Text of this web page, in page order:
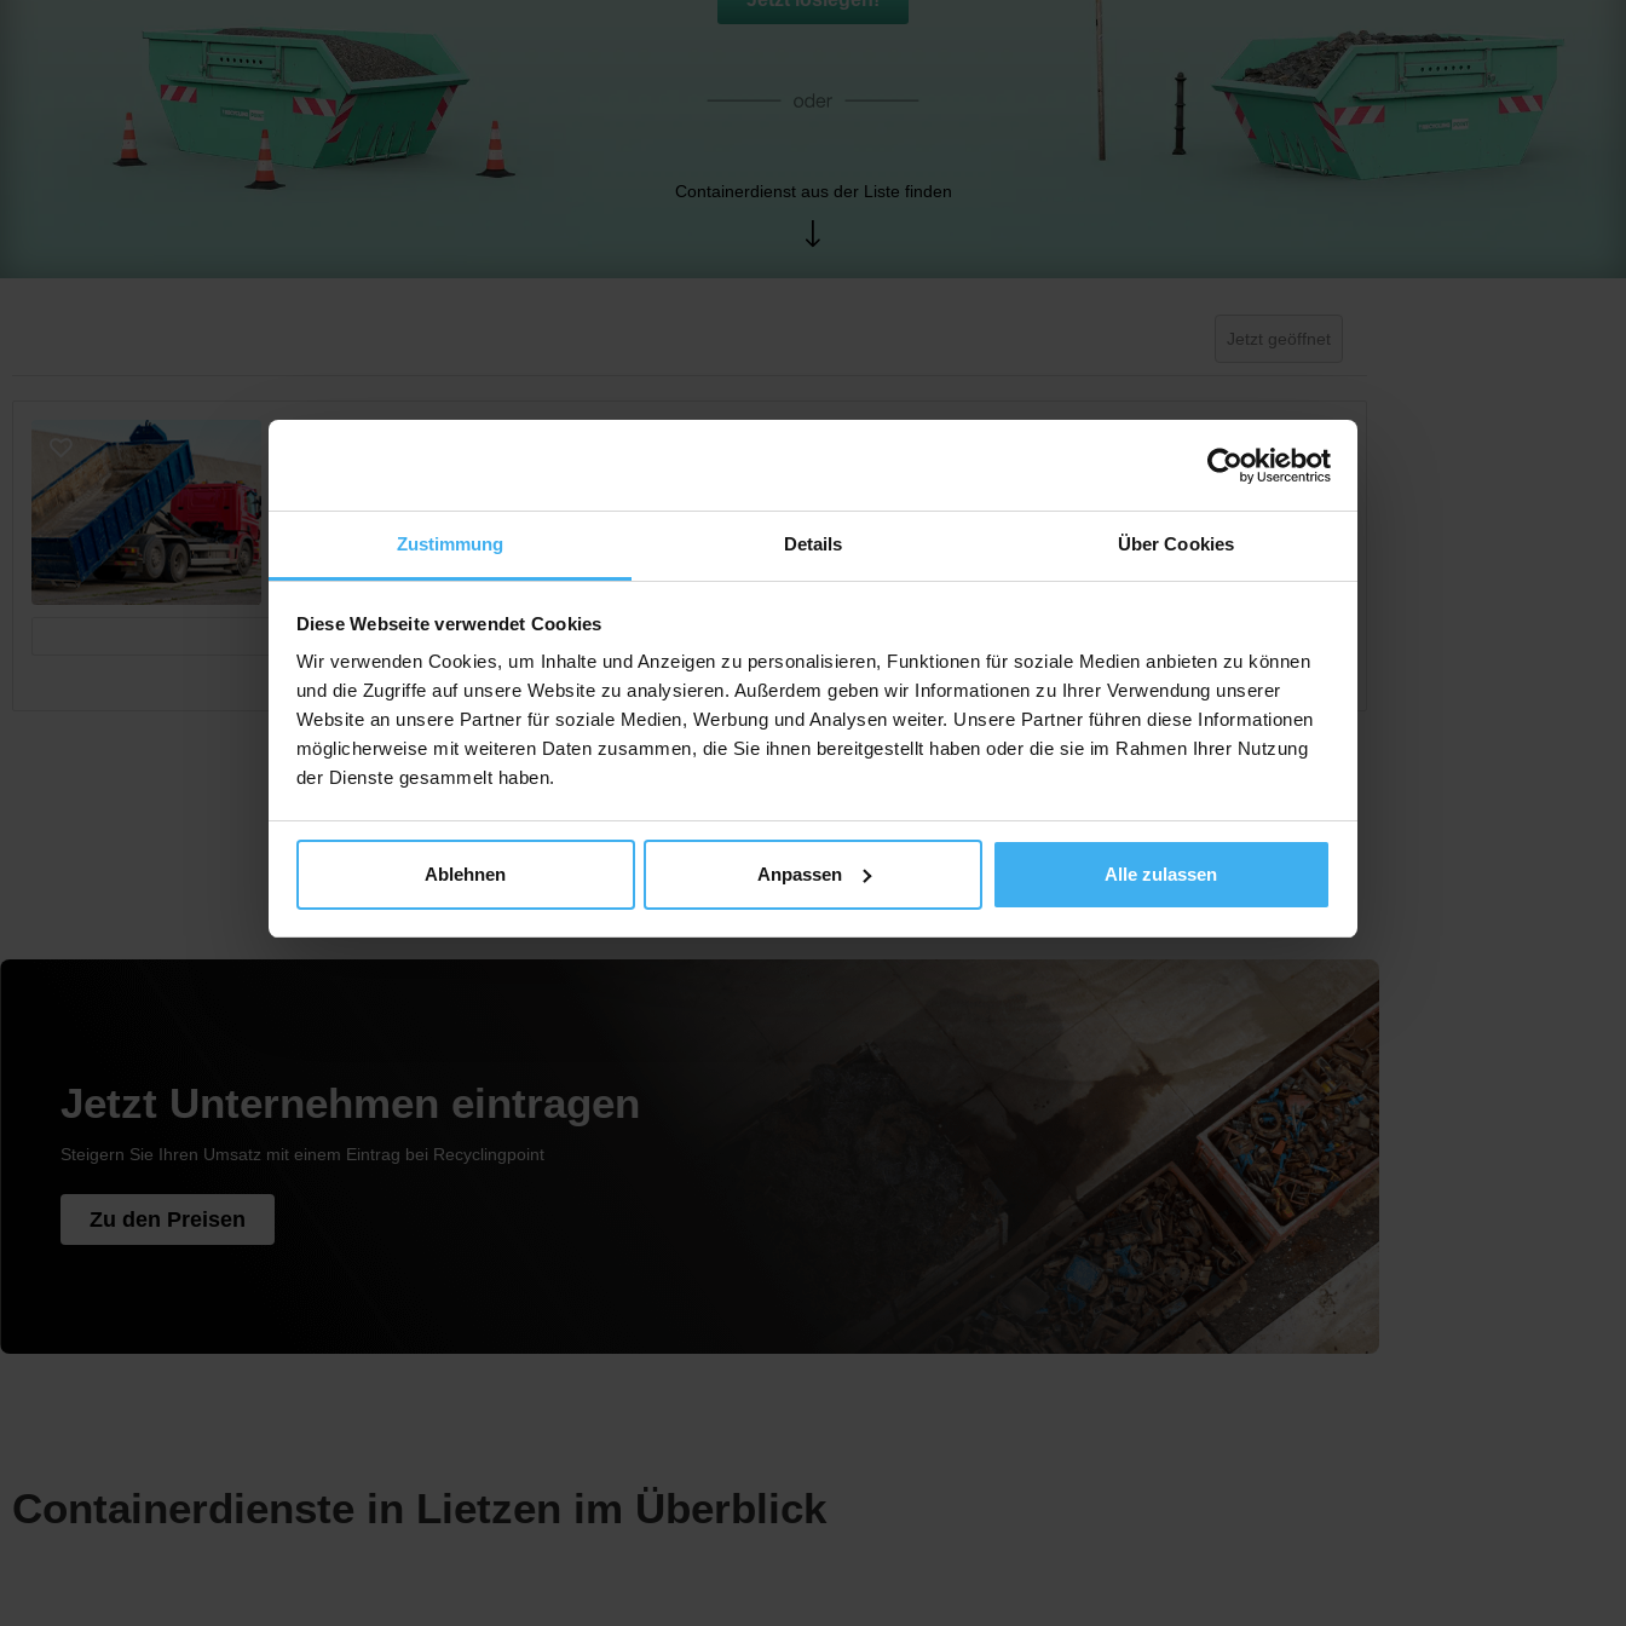
Zustimmung Details Über Cookies
Diese Webseite verwendet Cookies
Wir verwenden Cookies, um Inhalte und Anzeigen zu personalisieren, Funktionen für soziale Medien anbieten zu können
und die Zugriffe auf unsere Website zu analysieren. Außerdem geben wir Informationen zu Ihrer Verwendung unserer
Website an unsere Partner für soziale Medien, Werbung und Analysen weiter. Unsere Partner führen diese Informationen
möglicherweise mit weiteren Daten zusammen, die Sie ihnen bereitgestellt haben oder die sie im Rahmen Ihrer Nutzung
der Dienste gesammelt haben.
Ablehnen Anpassen Alle zulassen
Containerdienst aus der Liste finden
Jetzt geöffnet
Falkenhagener Str. 17, 15306 Lietzen, Deutschland
Jetzt Anrufen
Für Unternehmen
Jetzt Unternehmen eintragen
Steigern Sie Ihren Umsatz mit einem Eintrag bei Recyclingpoint
Zu den Preisen
Containerdienste in Lietzen im Überblick